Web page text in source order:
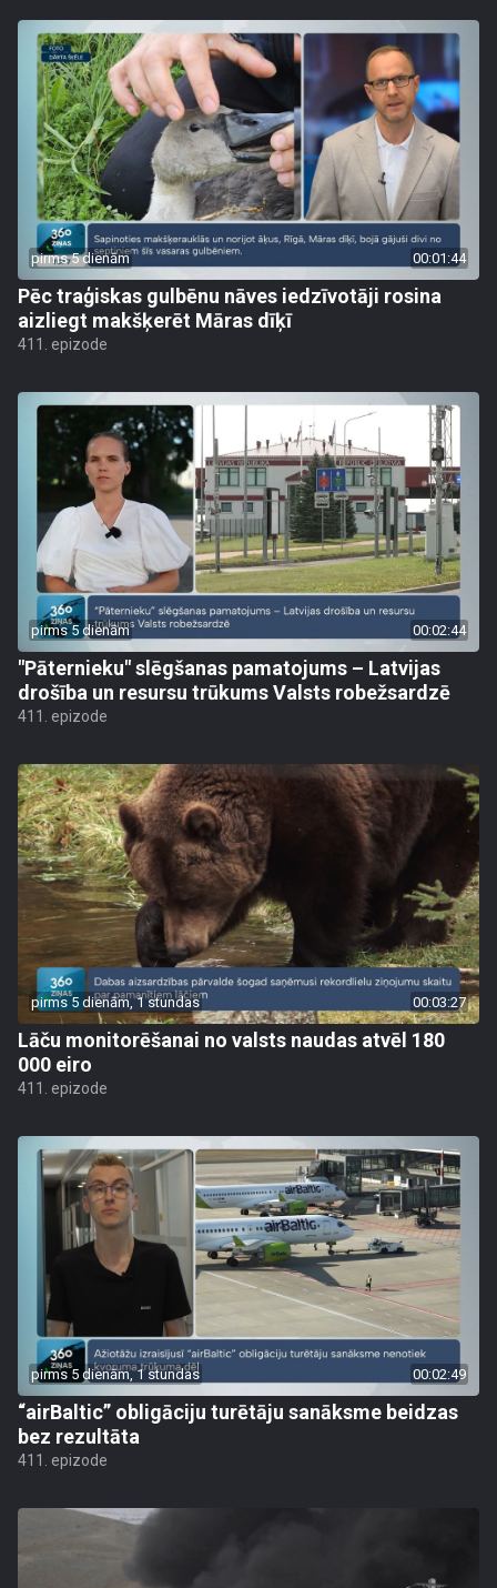
pirms 5 dienām 00:01:44
Pēc traģiskas gulbēnu nāves iedzīvotāji rosina
aizliegt makšķerēt Māras dīķī
411. epizode
pirms 5 dienām 00:02:44
"Pāternieku" slēgšanas pamatojums – Latvijas
drošība un resursu trūkums Valsts robežsardzē
411. epizode
pirms 5 dienām, 1 stundas 00:03:27
Lāču monitorēšanai no valsts naudas atvēl 180
000 eiro
411. epizode
pirms 5 dienām, 1 stundas 00:02:49
“airBaltic” obligāciju turētāju sanāksme beidzas
bez rezultāta
411. epizode